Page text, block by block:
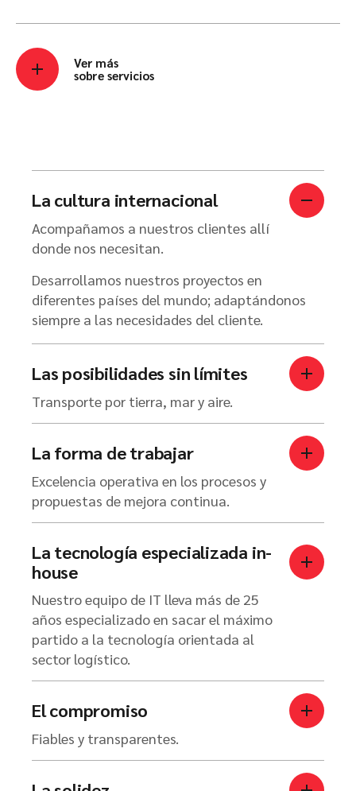
Ver más
sobre servicios
La cultura internacional
Acompañamos a nuestros clientes allí
donde nos necesitan.
Desarrollamos nuestros proyectos en
diferentes países del mundo; adaptándonos
siempre a las necesidades del cliente.
Las posibilidades sin límites
Transporte por tierra, mar y aire.
La forma de trabajar
Excelencia operativa en los procesos y
propuestas de mejora continua.
La tecnología especializada in-
house
Nuestro equipo de IT lleva más de 25
años especializado en sacar el máximo
partido a la tecnología orientada al
sector logístico.
El compromiso
Fiables y transparentes.